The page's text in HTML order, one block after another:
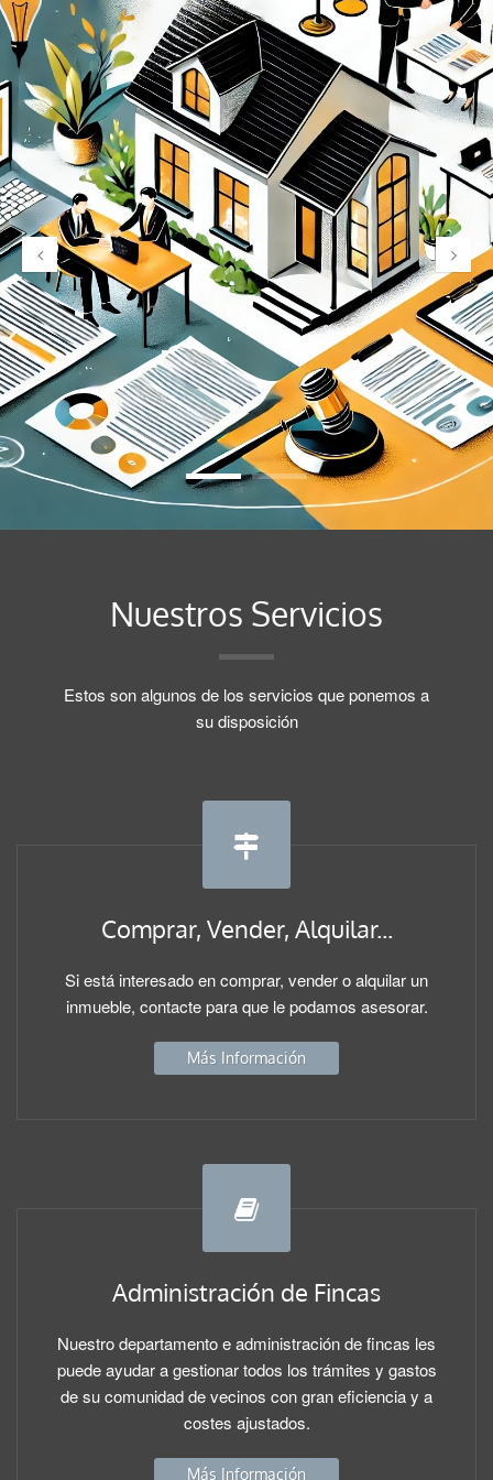
Nuestros Servicios
Estos son algunos de los servicios que ponemos a
su disposición
Comprar, Vender, Alquilar...
Si está interesado en comprar, vender o alquilar un
inmueble, contacte para que le podamos asesorar.
Más Información
Administración de Fincas
Nuestro departamento e administración de fincas les
puede ayudar a gestionar todos los trámites y gastos
de su comunidad de vecinos con gran eficiencia y a
costes ajustados.
Más Información